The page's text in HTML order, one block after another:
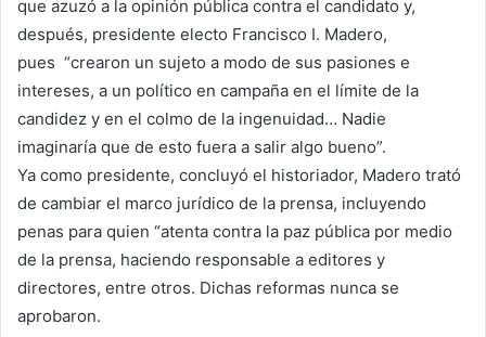
que azuzó a la opinión pública contra el candidato y,
después, presidente electo Francisco I. Madero,
pues “crearon un sujeto a modo de sus pasiones e
intereses, a un político en campaña en el límite de la
candidez y en el colmo de la ingenuidad… Nadie
imaginaría que de esto fuera a salir algo bueno”.
Ya como presidente, concluyó el historiador, Madero trató
de cambiar el marco jurídico de la prensa, incluyendo
penas para quien “atenta contra la paz pública por medio
de la prensa, haciendo responsable a editores y
directores, entre otros. Dichas reformas nunca se
aprobaron.